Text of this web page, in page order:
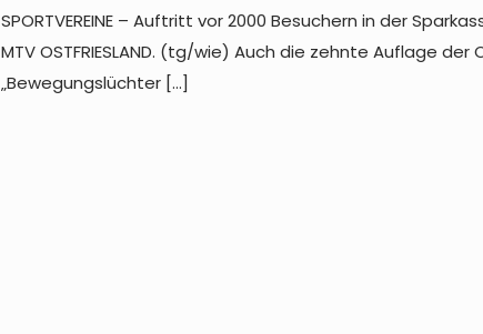
SPORTVEREINE – Auftritt vor 2000 Besuchern in der
MTV OSTFRIESLAND. (tg/wie) Auch die zehnte Auflage
„Bewegungslüchter[…]